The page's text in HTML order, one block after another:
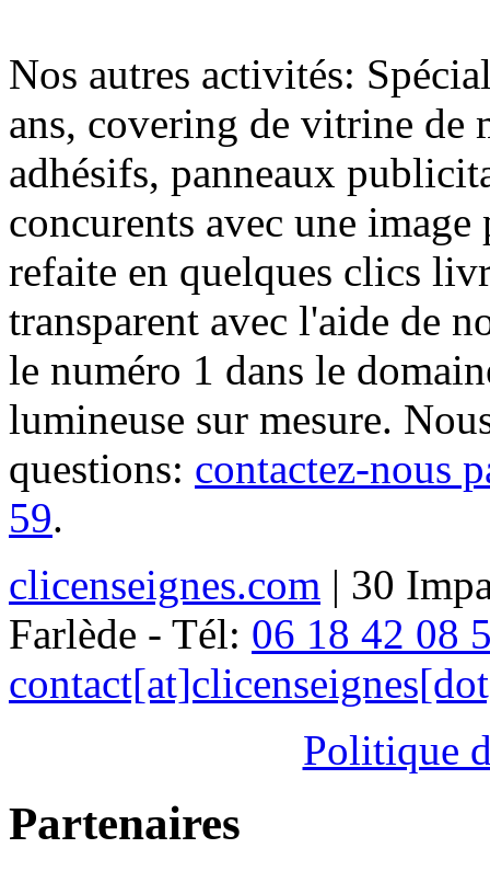
Nos autres activités:
ans, covering de vitrine de
adhésifs, panneaux
concurents avec une
refaite en quelques clics
transparent avec l'aide de
le numéro 1 dans le
lumineuse sur mesure.
questions: contactez-nous
59.
clicenseignes.com | 30
Farlède - Tél: 06 18 42 08
Politique
Partenaires